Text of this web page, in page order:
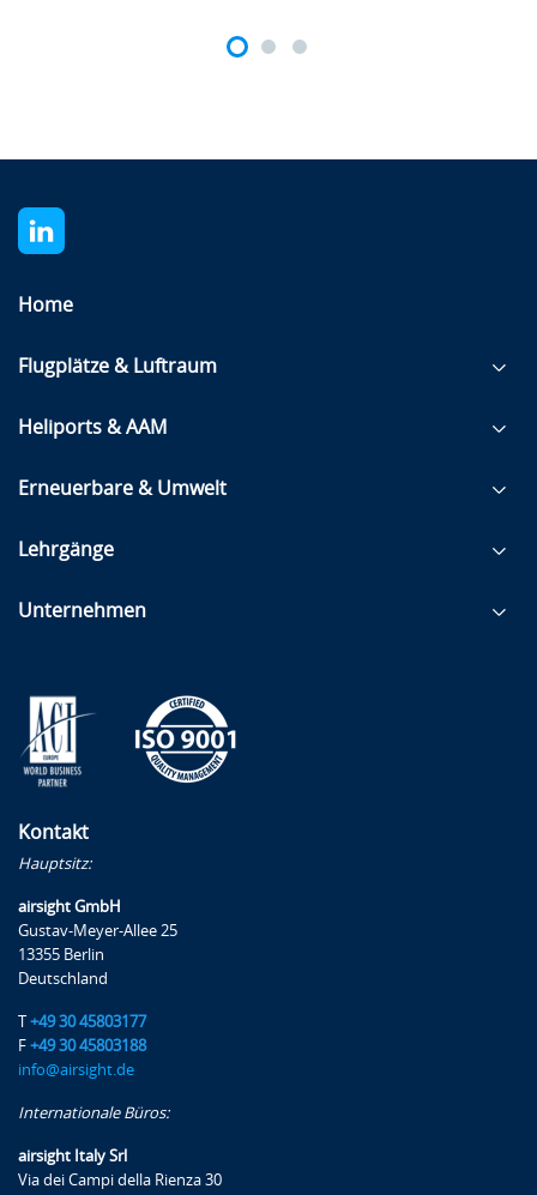
Home
Flugplätze & Luftraum
Heliports & AAM
Erneuerbare & Umwelt
Lehrgänge
Unternehmen
Kontakt
Hauptsitz:
airsight GmbH
Gustav-Meyer-Allee 25
13355 Berlin
Deutschland
T +49 30 45803177
F +49 30 45803188
info@airsight.de
Internationale Büros:
airsight Italy Srl
Via dei Campi della Rienza 30